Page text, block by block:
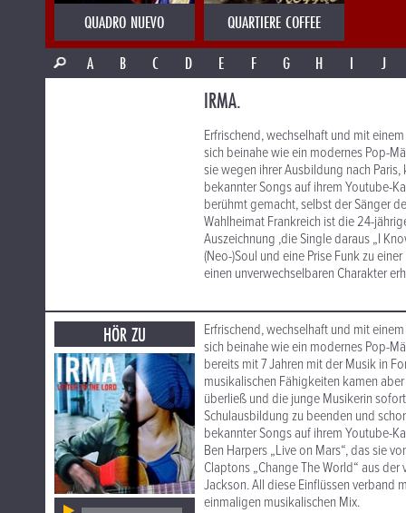
QUADRO NUEVO
QUARTIERE COFFEE
A
B C D E F G H I J
IRMA.
Erfrischend, wechselhaft und mit
sich beinahe wie ein modernes Pop-
sie wegen ihrer Ausbildung nach
bekannter Songs auf ihrem Youtube-
berühmt gemacht, selbst der Sänger
Wahlheimat Frankreich ist die 24-
Auszeichnung ,die Single daraus „I
(Neo-)Soul und eine Prise Funk zu
einen unverwechselbaren Charakter
HÖR ZU
Erfrischend, wechselhaft und mit
sich beinahe wie ein modernes Pop-
bereits mit 7 Jahren mit der Musik in
musikalischen Fähigkeiten kamen
überließ und die junge Musikerin
Schulausbildung zu beenden und
bekannter Songs auf ihrem Youtube-
Ben Harpers „Live on Mars“, das sie
Claptons „Change The World“ aus
Jackson. All diese Einflüssen verband
einmaligen musikalischen Mix.